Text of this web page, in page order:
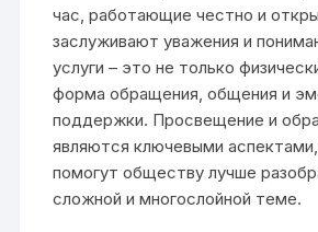
час, работающие честно и
заслуживают уважения и
услуги – это не только
форма обращения, общения и
поддержки. Просвещение и
являются ключевыми
помогут обществу лучше
сложной и многослойной теме.